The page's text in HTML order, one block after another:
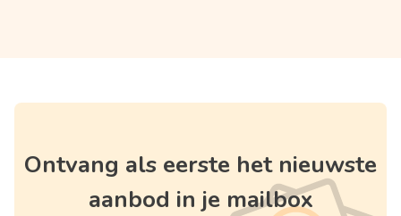
Ontvang als eerste het nieuwste
aanbod in je mailbox